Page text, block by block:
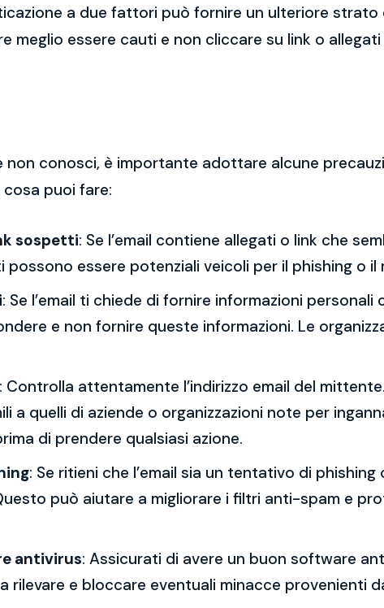
a due fattori può fornire un ulteriore strato
meglio essere cauti e non cliccare su link o
non conosci, è importante adottare alcune
puoi fare:
sospetti: Se l’email contiene allegati o link che
essere potenziali veicoli per il phishing o il
: Se l’email ti chiede di fornire informazioni
e non fornire queste informazioni. Le
: Controlla attentamente l’indirizzo email del
a quelli di aziende o organizzazioni note per
di prendere qualsiasi azione.
: Se ritieni che l’email sia un tentativo di
può aiutare a migliorare i filtri anti-spam e
antivirus: Assicurati di avere un buon software
e bloccare eventuali minacce provenienti